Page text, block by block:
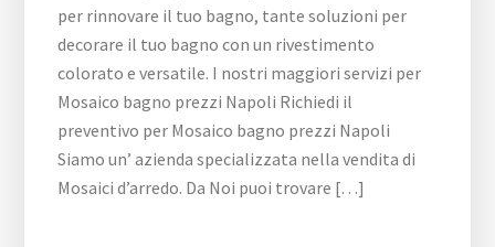
per rinnovare il tuo bagno, tante soluzioni per
decorare il tuo bagno con un rivestimento
colorato e versatile. I nostri maggiori servizi per
Mosaico bagno prezzi Napoli Richiedi il
preventivo per Mosaico bagno prezzi Napoli
Siamo un’ azienda specializzata nella vendita di
Mosaici d’arredo. Da Noi puoi trovare […]